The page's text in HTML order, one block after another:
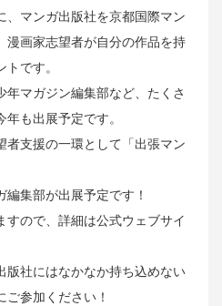
、マンガ出版社を京都国際マン
漫画家志望者が自分の作品を持
です。
年マガジン編集部など、たくさ
も出展予定です。
者支援の一環として「出張マン
集部が出展予定です！
すので、詳細は公式ウェブサイ
版社にはなかなか持ち込めない
ご参加ください！